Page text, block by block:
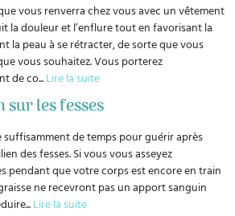
vous renverra chez vous avec un vêtement
la douleur et l’enflure tout en favorisant la
la peau à se rétracter, de sorte que vous
vous souhaitez. Vous porterez
de co...Lire la suite
sur les fesses
suffisamment de temps pour guérir après
des fesses. Si vous vous asseyez
pendant que votre corps est encore en train
ne recevront pas un apport sanguin
...Lire la suite